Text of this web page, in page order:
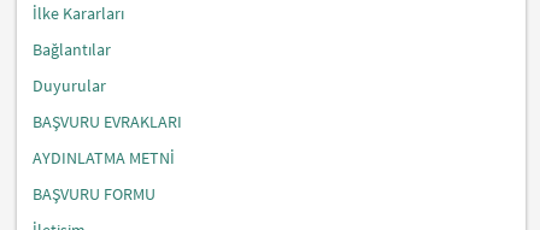
İlke Kararları
Bağlantılar
Duyurular
BAŞVURU EVRAKLARI
AYDINLATMA METNİ
BAŞVURU FORMU